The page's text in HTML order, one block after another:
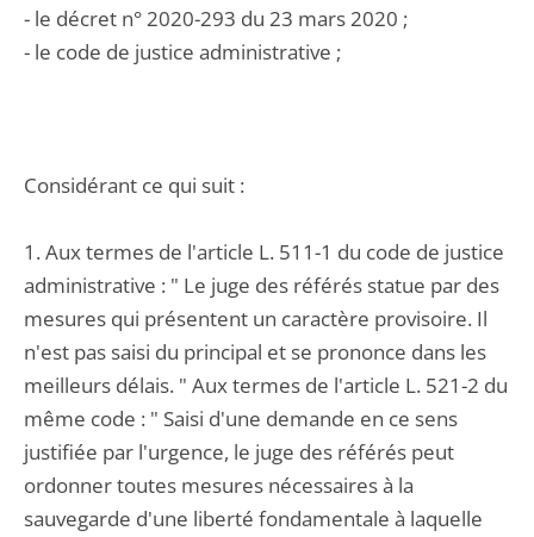
- le décret n° 2020-293 du 23 mars 2020 ;
- le code de justice administrative ;
Considérant ce qui suit :
1. Aux termes de l'article L. 511-1 du code de justice
administrative : " Le juge des référés statue par des
mesures qui présentent un caractère provisoire. Il
n'est pas saisi du principal et se prononce dans les
meilleurs délais. " Aux termes de l'article L. 521-2 du
même code : " Saisi d'une demande en ce sens
justifiée par l'urgence, le juge des référés peut
ordonner toutes mesures nécessaires à la
sauvegarde d'une liberté fondamentale à laquelle